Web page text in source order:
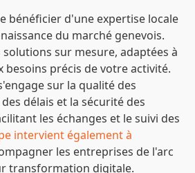
bénéficier d'une expertise locale
du marché genevois.
solutions sur mesure, adaptées à
besoins précis de votre activité.
sur la qualité des
délais et la sécurité des
les échanges et le suivi des
intervient également à
les entreprises de l'arc
transformation digitale.